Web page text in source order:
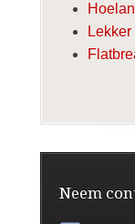
Neem